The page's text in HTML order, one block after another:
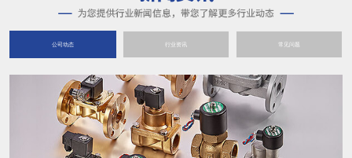
公司动态 行业资讯 常见问题